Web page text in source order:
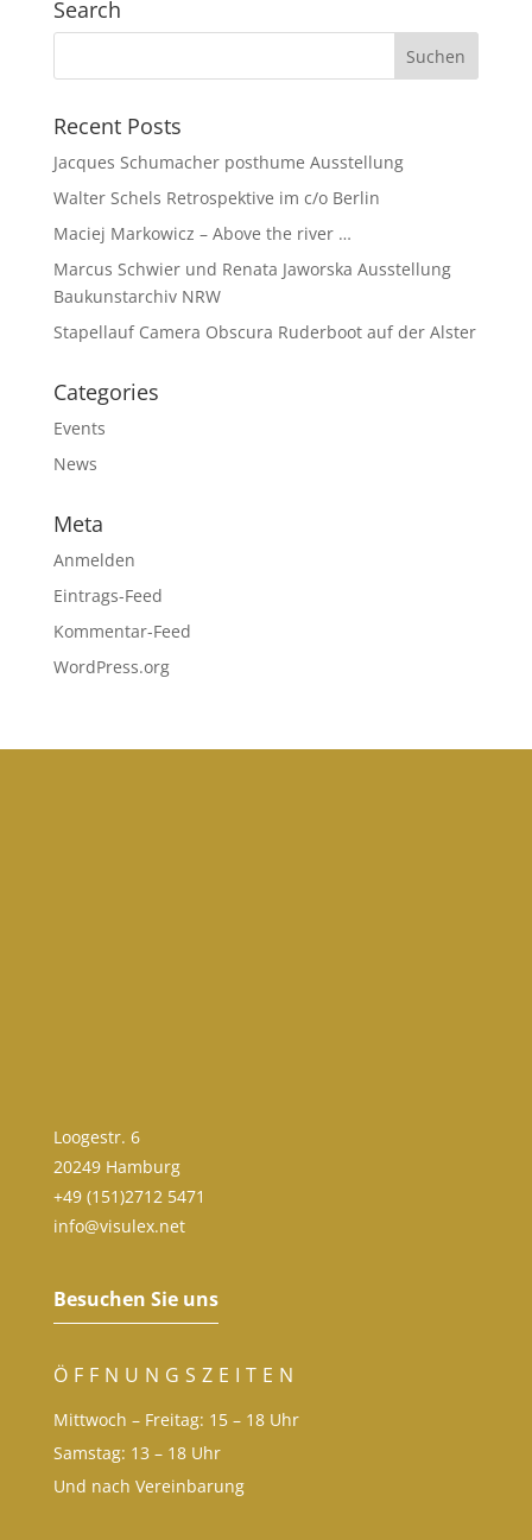
Search
Recent Posts
Jacques Schumacher posthume Ausstellung
Walter Schels Retrospektive im c/o Berlin
Maciej Markowicz – Above the river …
Marcus Schwier und Renata Jaworska Ausstellung
Baukunstarchiv NRW
Stapellauf Camera Obscura Ruderboot auf der Alster
Categories
Events
News
Meta
Anmelden
Eintrags-Feed
Kommentar-Feed
WordPress.org
Loogestr. 6
20249 Hamburg
+49 (151)2712 5471
info@visulex.net
Besuchen Sie uns
ÖFFNUNGSZEITEN
Mittwoch – Freitag: 15 – 18 Uhr
Samstag: 13 – 18 Uhr
Und nach Vereinbarung